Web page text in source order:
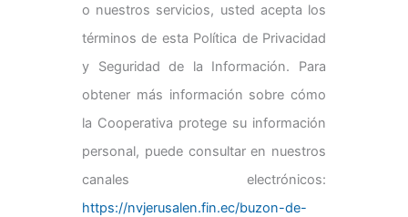
o nuestros servicios, usted acepta los
términos de esta Política de Privacidad
y Seguridad de la Información. Para
obtener más información sobre cómo
la Cooperativa protege su información
personal, puede consultar en nuestros
canales electrónicos:
https://nvjerusalen.fin.ec/buzon-de-